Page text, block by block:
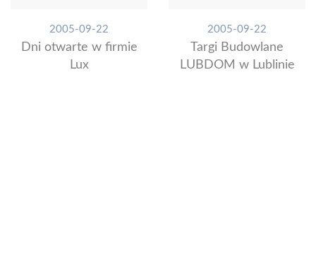
2005-09-22
Dni otwarte w firmie
Lux
2005-09-22
Targi Budowlane
LUBDOM w Lublinie